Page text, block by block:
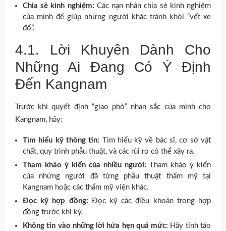
Chia sẻ kinh nghiệm: Các nạn nhân chia sẻ kinh nghiệm
của mình để giúp những người khác tránh khỏi “vết xe
đổ”.
4.1. Lời Khuyên Dành Cho
Những Ai Đang Có Ý Định
Đến Kangnam
Trước khi quyết định “giao phó” nhan sắc của mình cho
Kangnam, hãy:
Tìm hiểu kỹ thông tin: Tìm hiểu kỹ về bác sĩ, cơ sở vật
chất, quy trình phẫu thuật, và các rủi ro có thể xảy ra.
Tham khảo ý kiến của nhiều người: Tham khảo ý kiến
của những người đã từng phẫu thuật thẩm mỹ tại
Kangnam hoặc các thẩm mỹ viện khác.
Đọc kỹ hợp đồng: Đọc kỹ các điều khoản trong hợp
đồng trước khi ký.
Không tin vào những lời hứa hẹn quá mức: Hãy tỉnh táo